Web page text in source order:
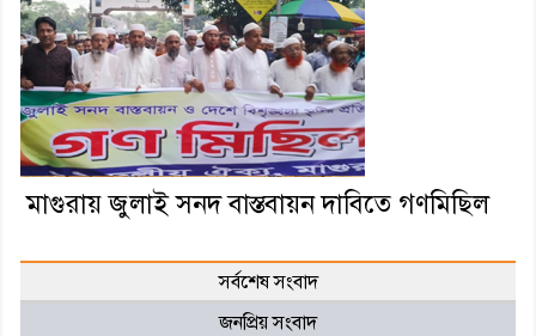
মাগুরায় জুলাই সনদ বাস্তবায়ন দাবিতে গণমিছিল
সর্বশেষ সংবাদ
জনপ্রিয় সংবাদ